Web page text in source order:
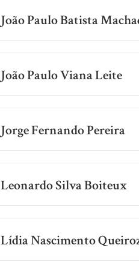
João Paulo Batista
João Paulo Viana Leite
Jorge Fernando Pereira
Leonardo Silva Boiteux
Lídia Nascimento